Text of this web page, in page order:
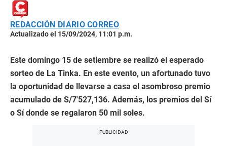
REDACCIÓN DIARIO CORREO
Actualizado el 15/09/2024, 11:01 p.m.
Este domingo 15 de setiembre se realizó el esperado
sorteo de La Tinka. En este evento, un afortunado tuvo
la oportunidad de llevarse a casa el asombroso premio
acumulado de S/7′527,136. Además, los premios del Sí
o Sí donde se regalaron 50 mil soles.